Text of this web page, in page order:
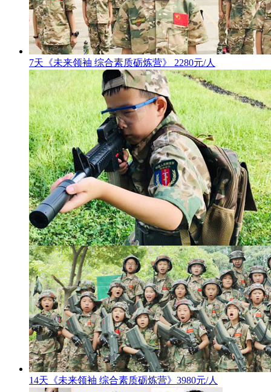
7天《未来领袖 综合素质砺炼营》 2280元/人
14天《未来领袖 综合素质砺炼营》3980元/人